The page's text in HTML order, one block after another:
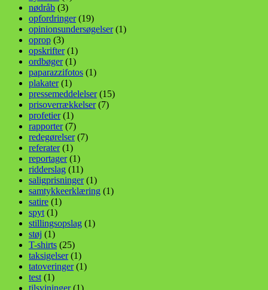
nødråb (3)
opfordringer(19)
opinionsundersøgelser(1)
oprop (3)
opskrifter(1)
ordbøger(1)
paparazzifotos (1)
plakater(1)
pressemeddelelser(15)
prisoverrækkelser(7)
profetier(1)
rapporter(7)
redegørelser(7)
referater(1)
reportager(1)
ridderslag (11)
saligprisninger(1)
samtykkeerklæring (1)
satire (1)
spyt (1)
stillingsopslag (1)
støj (1)
T-shirts (25)
taksigelser(1)
tatoveringer(1)
test (1)